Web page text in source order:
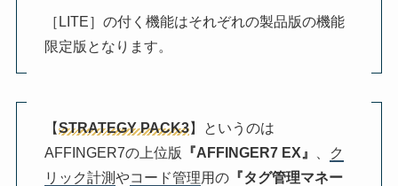
［LITE］の付く機能はそれぞれの製品版の機能
限定版となります。
【STRATEGY PACK3】というのは
AFFINGER7の上位版
『AFFINGER7 EX』
ク
リック計測やコード管理用の『タグ管理マネー